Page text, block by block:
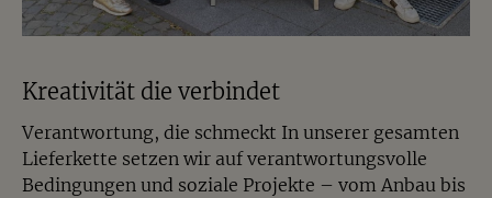
Die Wasabi-Wunder von Jalall D'or kannst Du
würziger Snack für zwischendurch, als
Weinbegleiter oder als besondere Geschenkidee.
Kreativität die verbindet
Verantwortung, die schmeckt In unserer gesamten
Lieferkette setzen wir auf verantwortungsvolle
Bedingungen und soziale Projekte – vom Anbau bis